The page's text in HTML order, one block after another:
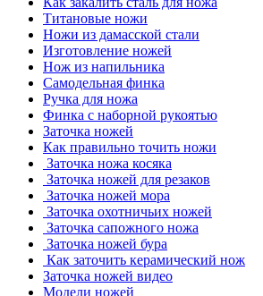
Титановые ножи
Ножи из дамасской стали
Изготовление ножей
Нож из напильника
Самодельная финка
Ручка для ножа
Финка с наборной рукоятью
Заточка ножей
Как правильно точить ножи
Заточка ножа косяка
Заточка ножей для резаков
Заточка ножей мора
Заточка охотничьих ножей
Заточка сапожного ножа
Заточка ножей бура
Как заточить керамический нож
Заточка ножей видео
Модели ножей